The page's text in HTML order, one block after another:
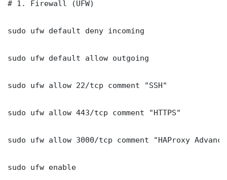
# 1. Firewall (UFW)
sudo ufw default deny incoming
sudo ufw default allow outgoing
sudo ufw allow 22/tcp comment "SSH"
sudo ufw allow 443/tcp comment "HTTPS"
sudo ufw allow 3000/tcp comment "HAProxy
sudo ufw enable